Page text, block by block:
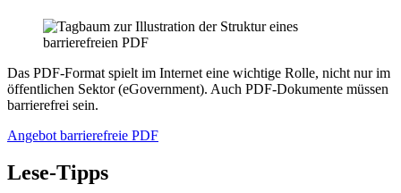
Das PDF-Format spielt im Internet eine wichtige Rolle, nicht nur im
öffentlichen Sektor (eGovernment). Auch PDF-Dokumente müssen
barrierefrei sein.
Angebot barrierefreie PDF
Lese-Tipps